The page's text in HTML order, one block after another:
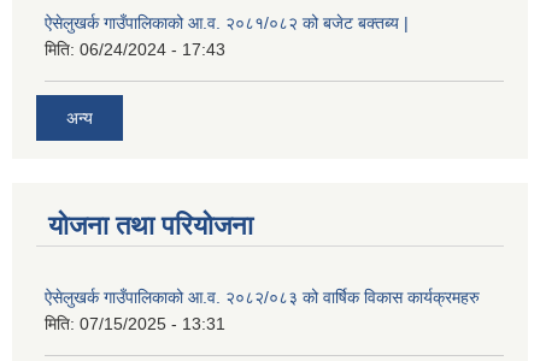
ऐसेलुखर्क गाउँपालिकाको आ.व. २०८१/०८२ को बजेट बक्तब्य |
मिति: 06/24/2024 - 17:43
अन्य
योजना तथा परियोजना
ऐसेलुखर्क गाउँपालिकाको आ.व. २०८२/०८३ को वार्षिक विकास कार्यक्रमहरु
मिति: 07/15/2025 - 13:31